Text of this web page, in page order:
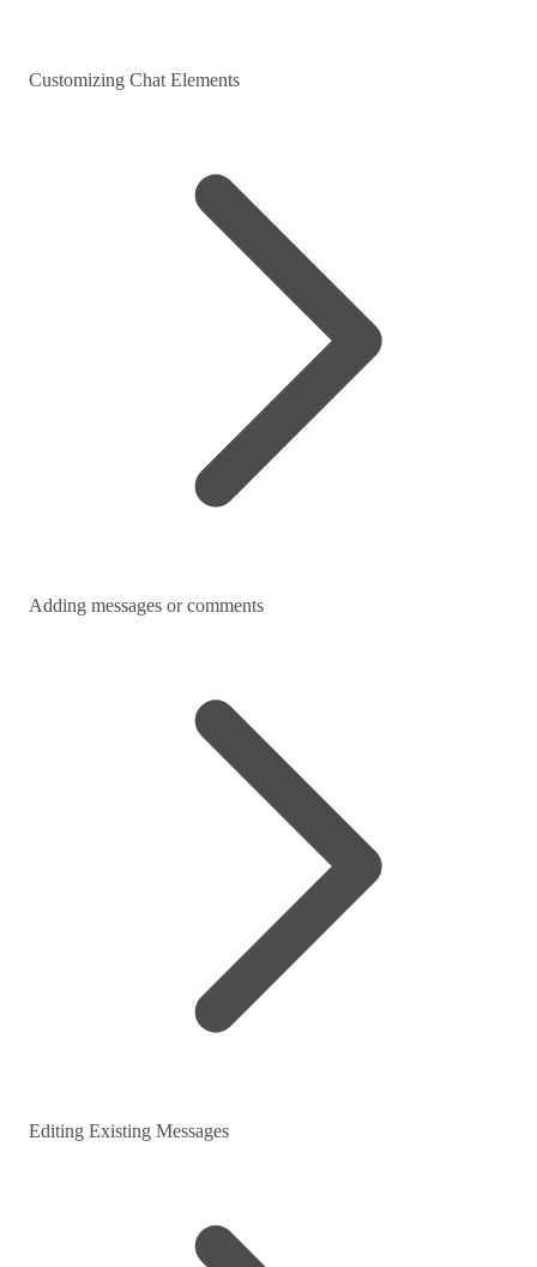
Customizing Chat Elements
Adding messages or comments
Editing Existing Messages